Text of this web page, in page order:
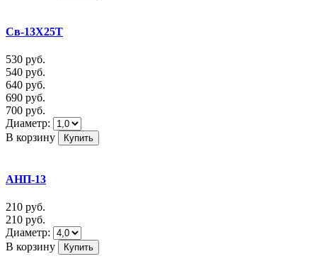
Св-13Х25Т
530 руб.
540 руб.
640 руб.
690 руб.
700 руб.
Диаметр:
В корзину
АНП-13
210 руб.
210 руб.
Диаметр:
В корзину